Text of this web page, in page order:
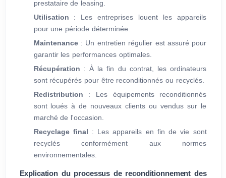
prestataire de leasing.
Utilisation : Les entreprises louent les appareils
pour une période déterminée.
Maintenance: Un entretien régulier est assuré pour
garantir les performances optimales.
Récupération : À la fin du contrat, les ordinateurs
sont récupérés pour être reconditionnés ou recyclés.
Redistribution : Les équipements reconditionnés
sont loués à de nouveaux clients ou vendus sur le
marché de l'occasion.
Recyclage final : Les appareils en fin de vie sont
recyclés conformément aux normes
environnementales.
Explication du processus de reconditionnement des